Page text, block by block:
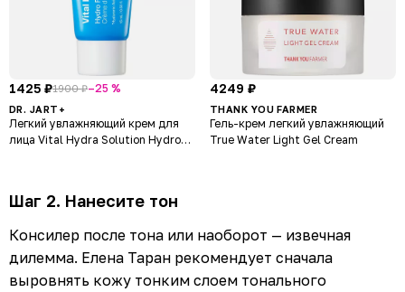
1425 ₽1900 ₽–25 %
DR. JART+
Легкий увлажняющий крем для
лица Vital Hydra Solution Hydro
4249 ₽
THANK YOU FARMER
Гель-крем легкий увлажняющий
True Water Light Gel Cream
Шаг 2. Нанесите тон
Консилер после тона или наоборот — извечная
дилемма. Елена Таран рекомендует сначала
выровнять кожу тонким слоем тонального